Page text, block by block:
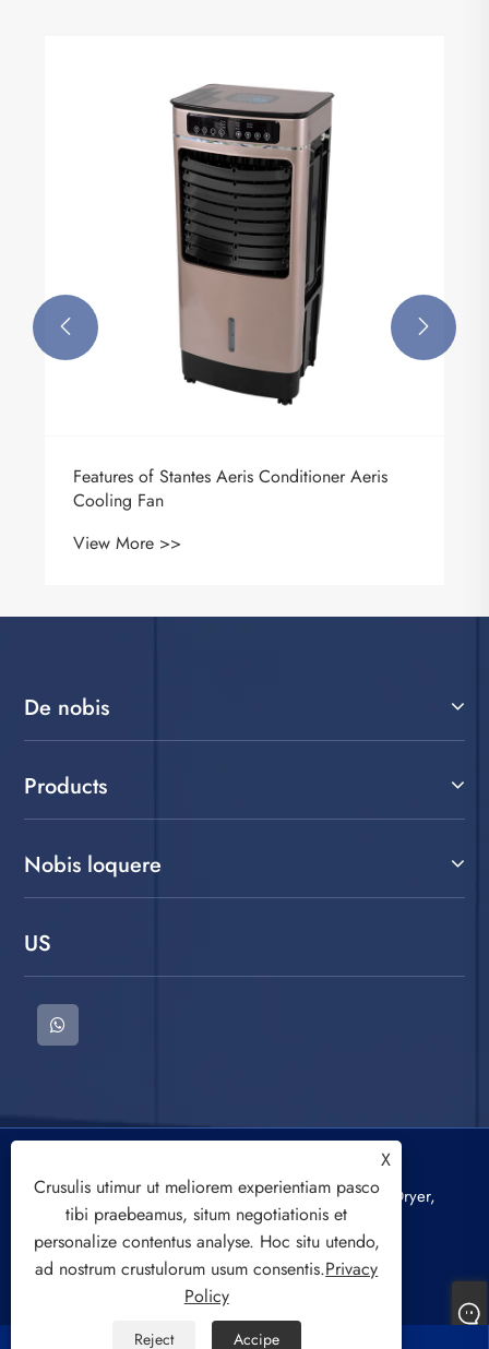
Features of Stantes Aeris Conditioner Aeris
Cooling Fan
View More >>
 
De nobis
Products
Nobis loquere
US
APPLICANDIS CO.,LTD. Lavatio Machina, Spin Dryer,
Air Cooling Fan All Rights Reserved.
X
Crusulis utimur ut meliorem experientiam pasco
tibi praebeamus, situm negotiationis et
personalize contentus analyse. Hoc situ utendo,
ad nostrum crustulorum usum consentis.Privacy
Policy
Reject Accipe